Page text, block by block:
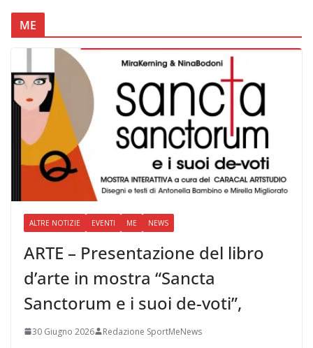
ME
ALTRE NOTIZIE EVENTI ME NEWS
ARTE – Presentazione del libro
d’arte in mostra “Sancta
Sanctorum e i suoi de-voti”,
30 Giugno 2026 Redazione SportMeNews